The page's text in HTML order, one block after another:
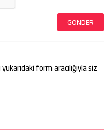
form aracılığıyla siz